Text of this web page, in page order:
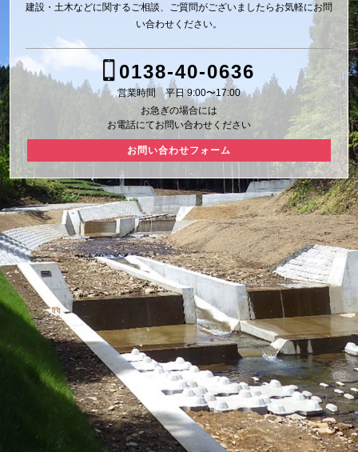
建設・土木などに関するご相談、ご質問がございましたら お気軽にお問
い合わせください。
0138-40-0636
営業時間 平日 9:00〜17:00
お急ぎの場合には
お電話にてお問い合わせください
お問い合わせフォーム